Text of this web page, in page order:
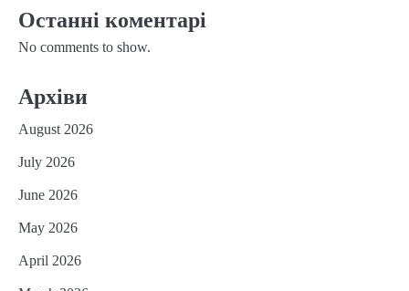
Останні коментарі
No comments to show.
Архіви
August 2026
July 2026
June 2026
May 2026
April 2026